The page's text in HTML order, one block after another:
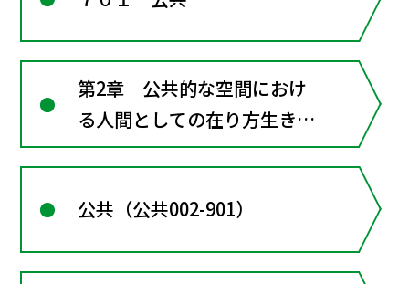
第2章 公共的な空間におけ
る人間としての在り方生き方
―共に生きるための倫理
公共（公共002-901）